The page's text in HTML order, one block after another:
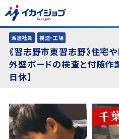
派遣社員 製造・工場
《習志野市東習志野》住宅
外壁ボードの検査と付随
日休】